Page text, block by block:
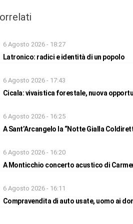
6 Agosto 2026 - 18:27
Latronico: radici e identità di un popolo
6 Agosto 2026 - 17:43
Cicala: vivaistica forestale, nuova
6 Agosto 2026 - 16:25
A Sant’Arcangelo la “Notte Gialla
6 Agosto 2026 - 16:20
A Monticchio concerto acustico di
6 Agosto 2026 - 16:11
Compravendita di auto usate, uomo ai